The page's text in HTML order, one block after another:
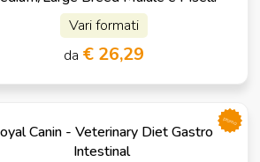
Vari formati
da € 26,29
Canin - Veterinary Diet Gastro
Intestinal
promo